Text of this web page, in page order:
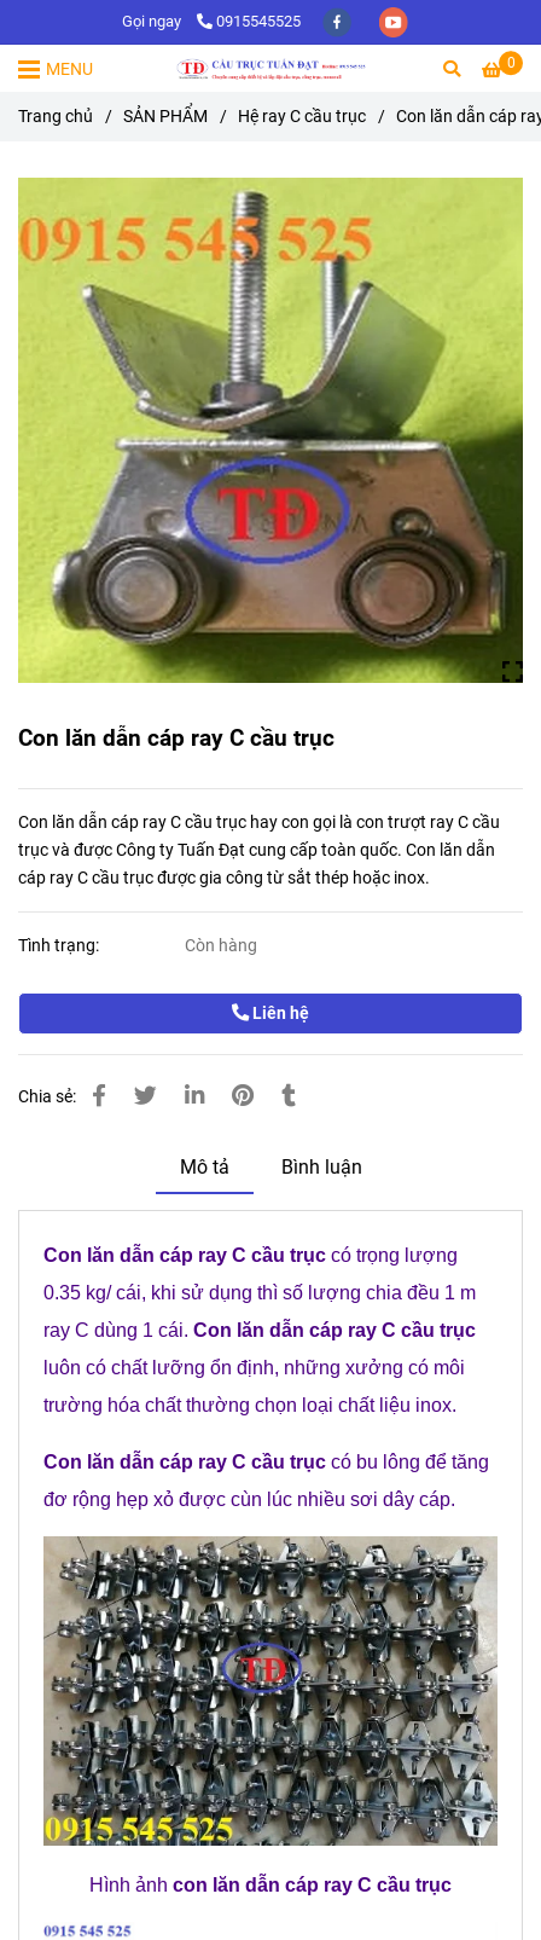
Gọi ngay 0915545525
0
MENU
Trang chủ / SẢN PHẨM / Hệ ray C cầu trục / Con lăn dẫn cáp
Con lăn dẫn cáp ray C cầu trục
Con lăn dẫn cáp ray C cầu trục hay con gọi là con trượt ray C cầu
trục và được Công ty Tuấn Đạt cung cấp toàn quốc. Con lăn dẫn
cáp ray C cầu trục được gia công từ sắt thép hoặc inox.
Tình trạng: Còn hàng
Liên hệ
Chia sẻ:
Mô tả Bình luận
Con lăn dẫn cáp ray C cầu trục có trọng lượng
0.35 kg/ cái, khi sử dụng thì số lượng chia đều 1 m
ray C dùng 1 cái. Con lăn dẫn cáp ray C cầu trục
luôn có chất lưỡng ổn định, những xưởng có môi
trường hóa chất thường chọn loại chất liệu inox.
Con lăn dẫn cáp ray C cầu trục có bu lông để tăng
đơ rộng hẹp xỏ được cùn lúc nhiều sơi dây cáp.
Hình ảnh con lăn dẫn cáp ray C cầu trục